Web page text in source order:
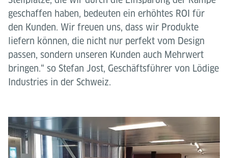
geschaffen haben, bedeuten ein erhöhtes ROI für
den Kunden. Wir freuen uns, dass wir Produkte
liefern können, die nicht nur perfekt vom Design
passen, sondern unseren Kunden auch Mehrwert
bringen.“ so Stefan Jost, Geschäftsführer von Lödige
Industries in der Schweiz.